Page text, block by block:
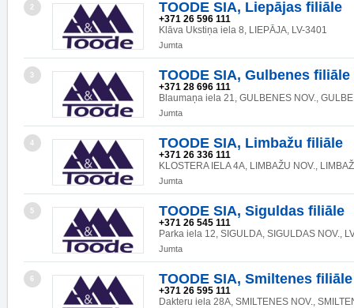
2 TOODE SIA, Liepājas filiāle
+371 26 596 111
Klāva Ukstiņa iela 8, LIEPĀJA, LV-3401
Jumta
3 TOODE SIA, Gulbenes filiāle
+371 28 696 111
Blaumaņa iela 21, GULBENES NOV.,
Jumta
4 TOODE SIA, Limbažu filiāle
+371 26 336 111
KLOSTERA IELA 4A, LIMBAŽU NOV.,
Jumta
5 TOODE SIA, Siguldas filiāle
+371 26 545 111
Parka iela 12, SIGULDA, SIGULDAS NOV.,
Jumta
6 TOODE SIA, Smiltenes filiāle
+371 26 595 111
Dakteru iela 28A, SMILTENES NOV.,